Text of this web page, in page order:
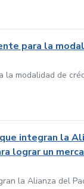
para la
la modalidad de
integran la
lograr un
la Alianza del